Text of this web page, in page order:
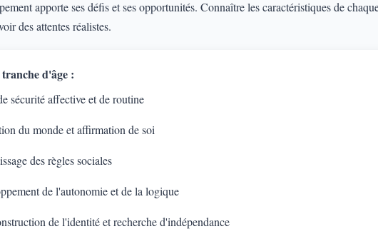
apporte ses défis et ses opportunités. Connaître les caractéristiques de
des attentes réalistes.
d'âge :
sécurité affective et de routine
du monde et affirmation de soi
des règles sociales
de l'autonomie et de la logique
de l'identité et recherche d'indépendance